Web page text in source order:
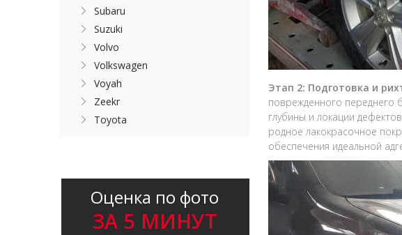
Этап 2: Подготовка и
поврежденного переднего
глубины и локации
родное лакокрасочное
обеспечения идеальной
Subaru
Suzuki
Volvo
Volkswagen
Voyah
Zeekr
Toyota
Оценка по фото
ЗА 5 МИНУТ